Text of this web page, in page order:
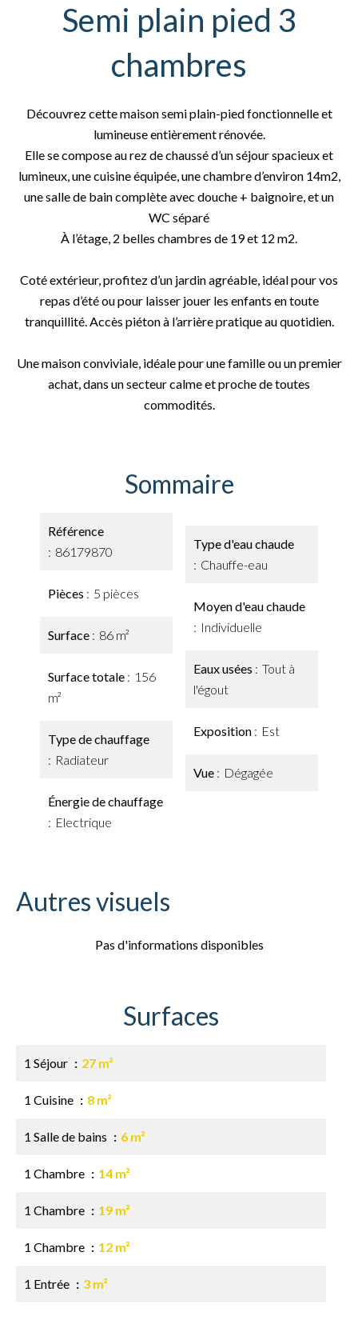
Semi plain pied 3
chambres
Découvrez cette maison semi plain-pied fonctionnelle et
lumineuse entièrement rénovée.
Elle se compose au rez de chaussé d’un séjour spacieux et
lumineux, une cuisine équipée, une chambre d’environ 14m2,
une salle de bain complète avec douche + baignoire, et un
WC séparé
À l’étage, 2 belles chambres de 19 et 12 m2.
Coté extérieur, profitez d’un jardin agréable, idéal pour vos
repas d’été ou pour laisser jouer les enfants en toute
tranquillité. Accès piéton à l’arrière pratique au quotidien.
Une maison conviviale, idéale pour une famille ou un premier
achat, dans un secteur calme et proche de toutes
commodités.
Sommaire
Référence
86179870
Pièces 5 pièces
Surface 86 m²
Surface totale
156
m²
Type de chauffage
Radiateur
Énergie de chauffage
Electrique
Type d'eau chaude
Chauffe-eau
Moyen d'eau chaude
Individuelle
Eaux usées
Tout à
l'égout
Exposition Est
Vue Dégagée
Autres visuels
Pas d'informations disponibles
Surfaces
1 Séjour 27 m²
1 Cuisine 8 m²
1 Salle de bains 6 m²
1 Chambre 14 m²
1 Chambre 19 m²
1 Chambre 12 m²
1 Entrée 3 m²